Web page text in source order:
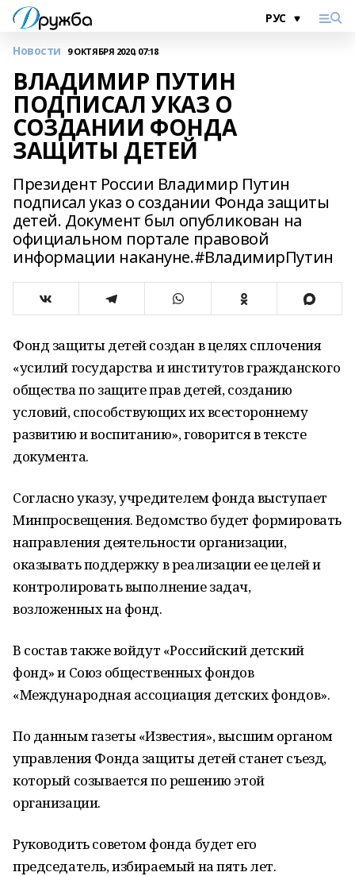
Новости 9 ОКТЯБРЯ 2020, 07:18
ВЛАДИМИР ПУТИН
ПОДПИСАЛ УКАЗ О
СОЗДАНИИ ФОНДА
ЗАЩИТЫ ДЕТЕЙ
Президент России Владимир Путин
подписал указ о создании Фонда защиты
детей. Документ был опубликован на
официальном портале правовой
информации накануне.#ВладимирПутин
Фонд защиты детей создан в целях сплочения
«усилий государства и институтов гражданского
общества по защите прав детей, созданию
условий, способствующих их всестороннему
развитию и воспитанию», говорится в тексте
документа.
Согласно указу, учредителем фонда выступает
Минпросвещения. Ведомство будет формировать
направления деятельности организации,
оказывать поддержку в реализации ее целей и
контролировать выполнение задач,
возложенных на фонд.
В состав также войдут «Российский детский
фонд» и Союз общественных фондов
«Международная ассоциация детских фондов».
По данным газеты «Известия», высшим органом
управления Фонда защиты детей станет съезд,
который созывается по решению этой
организации.
Руководить советом фонда будет его
председатель, избираемый на пять лет.